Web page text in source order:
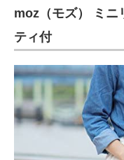
moz（モズ） ミニ
ティ付